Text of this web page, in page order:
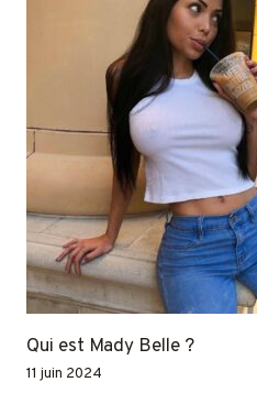
Qui est Mady Belle ?
11 juin 2024